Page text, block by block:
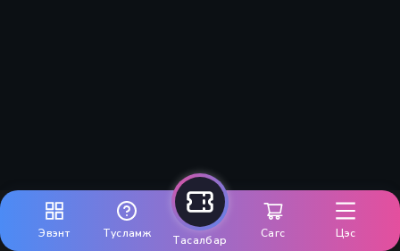
Эвэнт Тусламж Тасалбар Сагс Цэс